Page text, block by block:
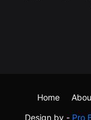
Design by - Pro
Home